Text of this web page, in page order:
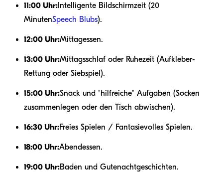
11:00 Uhr: Intelligente Bildschirmzeit (20
MinutenSpeech Blubs).
12:00 Uhr:Mittagessen.
13:00 Uhr:Mittagsschlaf oder Ruhezeit (Aufkleber-
Rettung oder Siebspiel).
15:00 Uhr:Snack und "hilfreiche" Aufgaben (Socken
zusammenlegen oder den Tisch abwischen).
16:30 Uhr:Freies Spielen / Fantasievolles Spielen.
18:00 Uhr:Abendessen.
19:00 Uhr:Baden und Gutenachtgeschichten.